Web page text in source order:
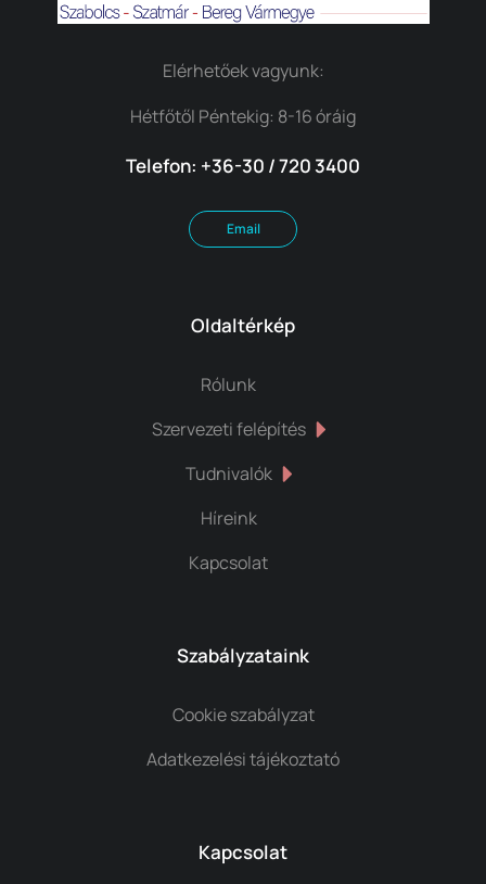
Elérhetőek vagyunk:
Hétfőtől Péntekig: 8-16 óráig
Telefon: +36-30 / 720 3400
Email
Oldaltérkép
Rólunk
Szervezeti felépítés
Tudnivalók
Híreink
Kapcsolat
Szabályzataink
Cookie szabályzat
Adatkezelési tájékoztató
Kapcsolat